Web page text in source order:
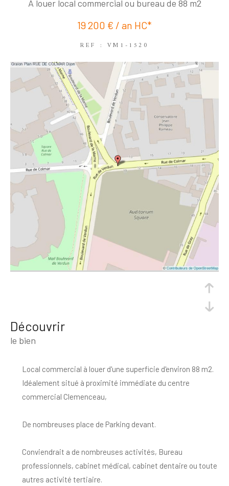
A louer local commercial ou bureau de 88 m2
19 200 € / an HC*
REF : VM1-1520
découvrir
le bien
Local commercial à louer d'une superficie d'environ 88 m2.
Idéalement situé à proximité immédiate du centre
commercial Clemenceau,
De nombreuses place de Parking devant.
Conviendrait a de nombreuses activités, Bureau
professionnels, cabinet médical, cabinet dentaire ou toute
autres activité tertiaire.
NOUVEAUTÉS
RECHERCHER